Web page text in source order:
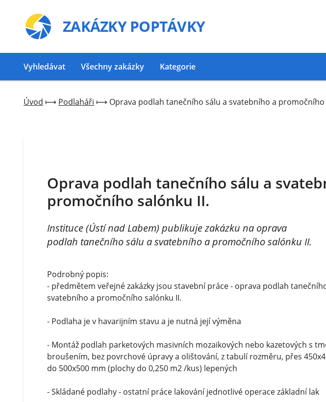
ZAKÁZKY POPTÁVKY
Vyhledávat Všechny zakázky Kategorie
Úvod ⟼ Podlaháři ⟼ Oprava podlah tanečního sálu a svatebního a promočního
Oprava podlah tanečního sálu a
promočního salónku II.
Instituce (Ústí nad Labem) publikuje zakázku na oprava
podlah tanečního sálu a svatebního a promočního salónku II.
Podrobný popis:
- předmětem veřejné zakázky jsou stavební práce - oprava podlah
svatebního a promočního salónku II.
- Podlaha je v havarijním stavu a je nutná její výměna
- Montáž podlah parketových masivních mozaikových nebo kazetových s
broušením, bez povrchové úpravy a olištování, z tabulí rozměru, přes
do 500x500 mm (plochy do 0,250 m2 /kus) lepených
- Skládané podlahy - ostatní práce lakování jednotlivé operace základní lak